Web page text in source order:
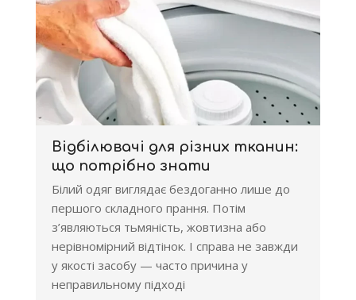
Відбілювачі для різних тканин:
що потрібно знати
Білий одяг виглядає бездоганно лише до
першого складного прання. Потім
з’являються тьмяність, жовтизна або
нерівномірний відтінок. І справа не завжди
у якості засобу — часто причина у
неправильному підході